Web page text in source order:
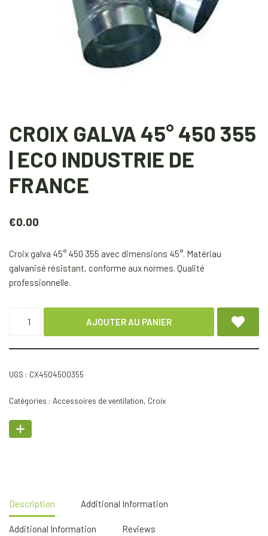
CROIX GALVA 45° 450 355
| ECO INDUSTRIE DE
FRANCE
€0.00
Croix galva 45° 450 355 avec dimensions 45°. Matériau
galvanisé résistant, conforme aux normes. Qualité
professionnelle.
AJOUTER AU PANIER
UGS : CX4504500355
Catégories : Accessoires de ventilation, Croix
Description Additional Information
Additional Information Reviews